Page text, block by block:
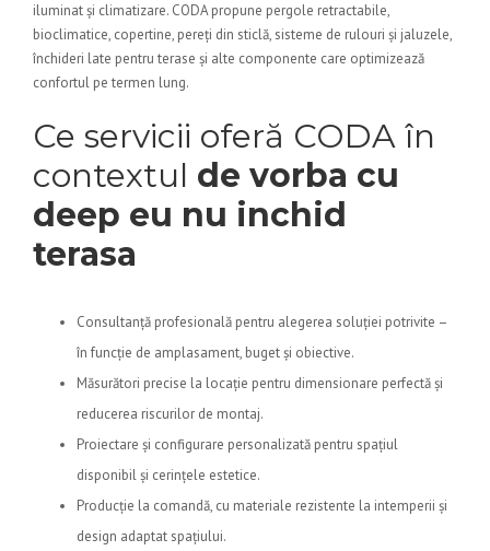
iluminat și climatizare. CODA propune pergole retractabile,
bioclimatice, copertine, pereți din sticlă, sisteme de rulouri și jaluzele,
închideri late pentru terase și alte componente care optimizează
confortul pe termen lung.
Ce servicii oferă CODA în
contextul de vorba cu
deep eu nu inchid
terasa
Consultanță profesională pentru alegerea soluției potrivite –
în funcție de amplasament, buget și obiective.
Măsurători precise la locație pentru dimensionare perfectă și
reducerea riscurilor de montaj.
Proiectare și configurare personalizată pentru spațiul
disponibil și cerințele estetice.
Producție la comandă, cu materiale rezistente la intemperii și
design adaptat spațiului.